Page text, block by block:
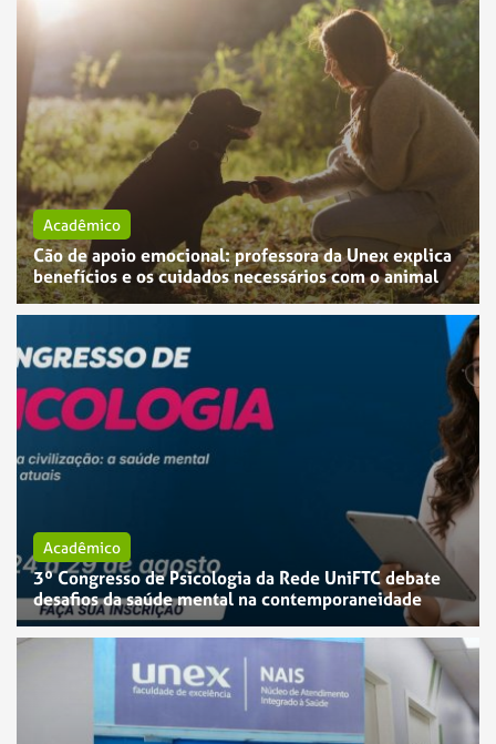
Acadêmico
Cão de apoio emocional: professora da Unex explica
benefícios e os cuidados necessários com o animal
Acadêmico
3º Congresso de Psicologia da Rede UniFTC debate
desafios da saúde mental na contemporaneidade